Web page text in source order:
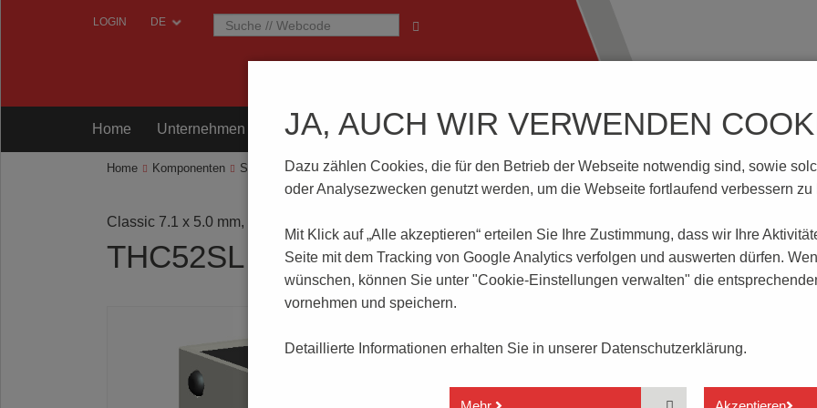
LOGIN
Home Unternehmen Komponenten Prüftechnik Wissenswertes Download | Service Branchen
Home Komponenten Schalter Tastschalter THC52SL
Classic 7.1 x 5.0 mm, stehend, SMT
THC52SL
9 Betätigerlängen verfügbar
Reflowlötfähig
JA, AUCH WIR VERWENDEN
Dazu zählen Cookies, die für den Betrieb der Webseite notwendig sind, sowie
oder Analysezwecken genutzt werden, um die Webseite fortlaufend verbessern zu
Mit Klick auf „Alle akzeptieren“ erteilen Sie Ihre Zustimmung, dass wir Ihre
Seite mit dem Tracking von Google Analytics verfolgen und auswerten dürfen.
wünschen, können Sie unter "Cookie-Einstellungen verwalten" die
vornehmen und speichern.
Detaillierte Informationen erhalten Sie in unserer Datenschutzerklärung.